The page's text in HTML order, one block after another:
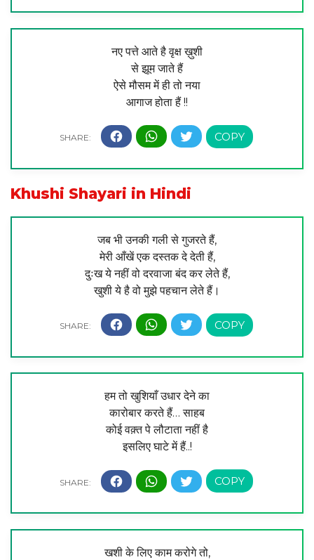
नए पत्ते आते है वृक्ष ख़ुशी
से झूम जाते हैं
ऐसे मौसम में ही तो नया
आगाज होता हैं !!
Khushi Shayari in Hindi
जब भी उनकी गली से गुजरते हैं,
मेरी आँखें एक दस्तक दे देती हैं,
दुःख ये नहीं वो दरवाजा बंद कर लेते हैं,
खुशी ये है वो मुझे पहचान लेते हैं।
हम तो खुशियाँ उधार देने का
कारोबार करते हैं… साहब
कोई वक़्त पे लौटाता नहीं है
इसलिए घाटे में हैं..!
खशी के लिए काम करोगे तो,